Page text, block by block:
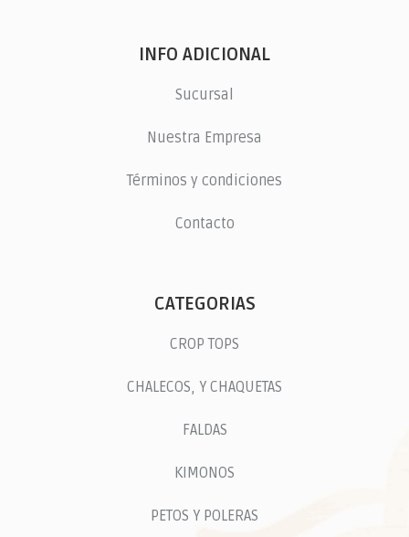
INFO ADICIONAL
Sucursal
Nuestra Empresa
Términos y condiciones
Contacto
CATEGORIAS
CROP TOPS
CHALECOS, Y CHAQUETAS
FALDAS
KIMONOS
PETOS Y POLERAS